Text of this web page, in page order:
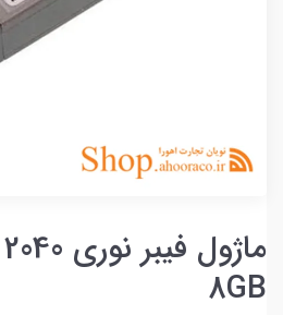
8GB